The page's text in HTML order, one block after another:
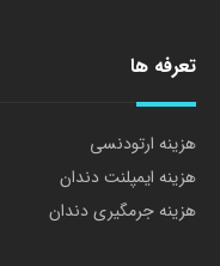
تعرفه ها
هزینه ارتودنسی
هزینه ایمپلنت دندان
هزینه جرمگیری دندان